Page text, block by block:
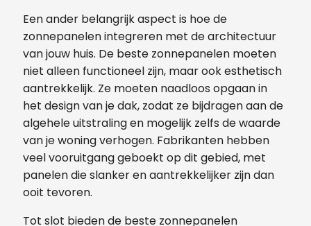
Een ander belangrijk aspect is hoe de
zonnepanelen integreren met de architectuur
van jouw huis. De beste zonnepanelen moeten
niet alleen functioneel zijn, maar ook esthetisch
aantrekkelijk. Ze moeten naadloos opgaan in
het design van je dak, zodat ze bijdragen aan de
algehele uitstraling en mogelijk zelfs de waarde
van je woning verhogen. Fabrikanten hebben
veel vooruitgang geboekt op dit gebied, met
panelen die slanker en aantrekkelijker zijn dan
ooit tevoren.
Tot slot bieden de beste zonnepanelen